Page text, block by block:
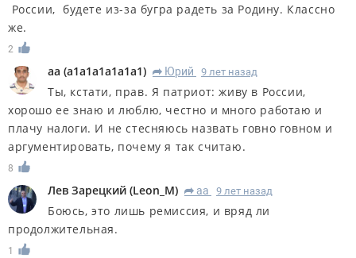
России, будете из-за бугра радеть за Родину. Классно
же.
2
aa (a1a1a1a1a1a1) R Юрий 9 лет назад
Ты, кстати, прав. Я патриот: живу в России,
хорошо ее знаю и люблю, честно и много работаю и
плачу налоги. И не стесняюсь назвать говно говном и
аргументировать, почему я так считаю.
8
Лев Зарецкий (Leon_M) R aa 9 лет назад
Боюсь, это лишь ремиссия, и вряд ли
продолжительная.
1